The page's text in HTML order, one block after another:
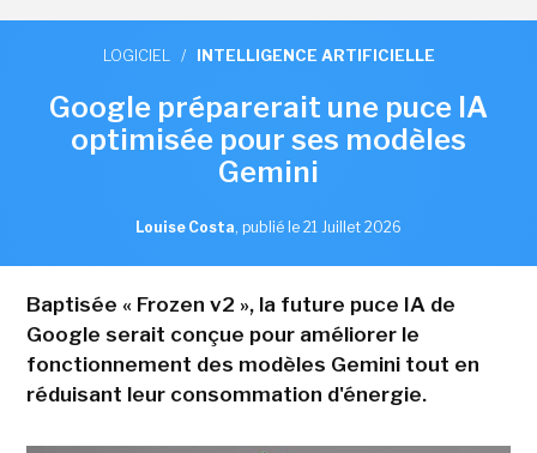
LOGICIEL / INTELLIGENCE ARTIFICIELLE
Google préparerait une puce IA
optimisée pour ses modèles
Gemini
Louise Costa, publié le 21 Juillet 2026
Baptisée « Frozen v2 », la future puce IA de
Google serait conçue pour améliorer le
fonctionnement des modèles Gemini tout en
réduisant leur consommation d'énergie.